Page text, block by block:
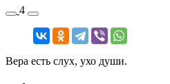
4
Вера есть слух, ухо души.